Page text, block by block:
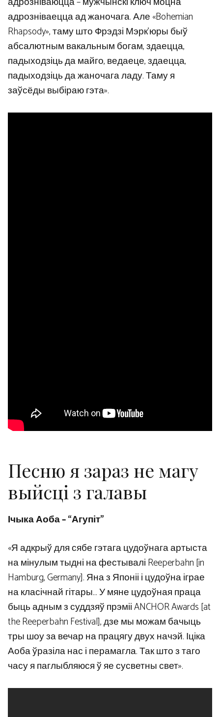
адрозніваецца ад жаночага. Але «Bohemian
Rhapsody», таму што Фрэдзі Мэрк’юры быў
абсалютным вакальным богам, здаецца,
падыходзіць да майго, ведаеце, здаецца,
падыходзіць да жаночага ладу. Таму я
заўсёды выбіраю гэта».
Песню я зараз не магу
выйсці з галавы
Ічыка Аоба – “Агупіт”
«Я адкрыў для сябе гэтага цудоўнага артыста
на мінулым тыдні на фестывалі Reeperbahn [in
Hamburg, Germany]. Яна з Японіі і цудоўна іграе
на класічнай гітары… У мяне цудоўная праца
быць адным з суддзяў прэміі ANCHOR Awards [at
the Reeperbahn Festival], дзе мы можам бачыць
тры шоу за вечар на працягу двух начэй. Іціка
Аоба ўразіла нас і перамагла. Так што з таго
часу я паглыбляюся ў яе сусветны свет».